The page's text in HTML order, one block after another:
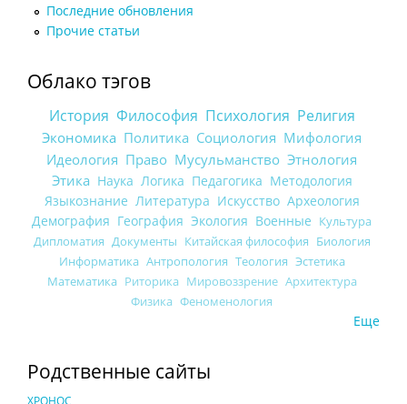
Последние обновления
Прочие статьи
Облако тэгов
История Философия Психология Религия
Экономика Политика Социология Мифология
Идеология Право Мусульманство Этнология
Этика Наука Логика Педагогика Методология
Языкознание Литература Искусство Археология
Демография География Экология Военные Культура
Дипломатия Документы Китайская философия Биология
Информатика Антропология Теология Эстетика
Математика Риторика Мировоззрение Архитектура
Физика Феноменология
Еще
Родственные сайты
ХРОНОС